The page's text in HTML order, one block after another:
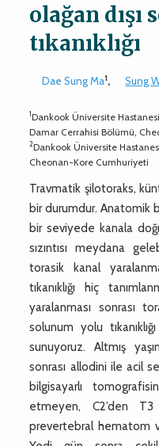
olağan
tıkanıklığı
Dae Sung Ma1, Sung
1Dankook Üniversite
Damar Cerrahisi Bölümü,
2Dankook Üniversite
Cheonan-Kore Cumhuriyeti
Travmatik şilotoraks,
bir durumdur. Anatomik
bir seviyede kanala
sızıntısı meydana
torasik kanal
tıkanıklığı hiç
yaralanması sonrası
solunum yolu
sunuyoruz. Altmış
sonrası allodini ile acil
bilgisayarlı
etmeyen, C2’den
prevertebral hematom